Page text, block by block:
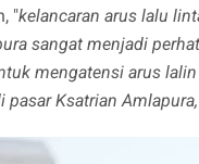
"kelancaran arus lalu
sangat menjadi
mengatensi arus
pasar Ksatrian